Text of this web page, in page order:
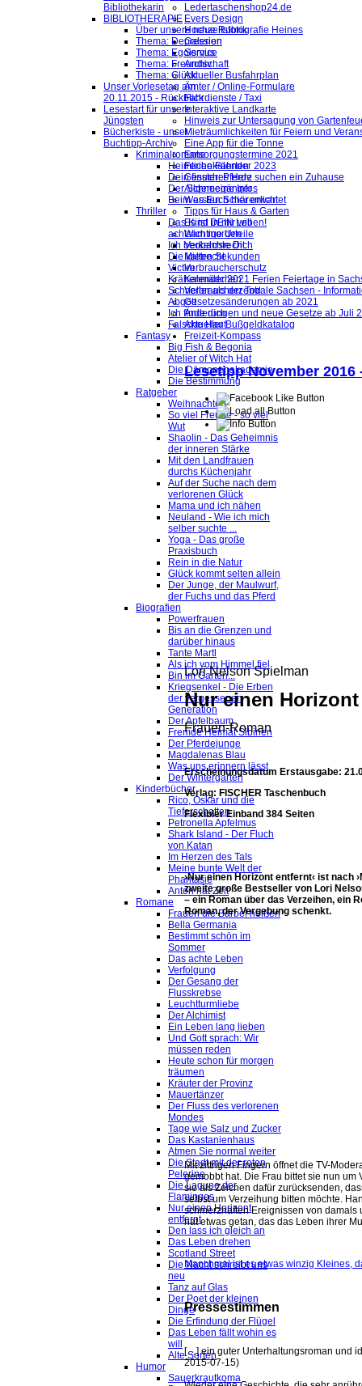
Bibliothekarin
BIBLIOTHERAPIE
Über unsere neue Rubrik
Thema: Depression
Thema: Egoismus
Thema: Freundschaft
Thema: Glück
Unser Vorlesetag am
20.11.2015 - Rückblick
Lesestart für unsere
Jüngsten
Bücherkiste - unser
Buchtipp-Archiv
Kriminalromane
Heimliche Fährten
Dein finsteres Herz
Der Schneegänger
Beim ersten Schärenlicht
Thriller
Das Kind in mir will
achtsam morden
Ich beobachte Dich
Die kalten Sekunden
Victim
Krähenmädchen
Schneller als der Tod
Abgott
Ich finde dich
Falsche Haut
Fantasy
Big Fish & Begonia
Atelier of Witch Hat
Die Dämonenakademie
Die Bestimmung
Ratgeber
Weihnachten
So viel Freude - so viel
Wut
Shaolin - Das Geheimnis
der inneren Stärke
Mit den Landfrauen
durchs Küchenjahr
Auf der Suche nach dem
verlorenen Glück
Mama und ich nähen
Neuland - Wie ich mich
selber suchte ...
Yoga - Das große
Praxisbuch
Rein in die Natur
Glück kommt selten allein
Der Junge, der Maulwurf,
der Fuchs und das Pferd
Biografien
Powerfrauen
Bis an die Grenzen und
darüber hinaus
Tante Martl
Als ich vom Himmel fiel
Bin im Garten...
Kriegsenkel - Die Erben
der vergessenen
Generation
Der Apfelbaum
Fremde Heimat Sibirien
Der Pferdejunge
Magdalenas Blau
Was uns erinnern lässt
Der Wintergarten
Kinderbücher
Rico, Oskar und die
Tieferschatten
Petronella Apfelmus
Shark Island - Der Fluch
von Katan
Im Herzen des Tals
Meine bunte Welt der
Phantasie
Anton hat Zeit
Romane
Frauen die Bärbel heißen
Bella Germania
Bestimmt schön im
Sommer
Das achte Leben
Verfolgung
Der Gesang der
Flusskrebse
Leuchtturmliebe
Der Alchimist
Ein Leben lang lieben
Und Gott sprach: Wir
müssen reden
Heute schon für morgen
träumen
Kräuter der Provinz
Mauertänzer
Der Fluss des verlorenen
Mondes
Tage wie Salz und Zucker
Das Kastanienhaus
Atmen Sie normal weiter
Die Stadt mit der roten
Pelerine
Die Lagune der
Flamingos
Nur einen Horizont
entfernt
Den lass ich gleich an
Das Leben drehen
Scotland Street
Die Nacht schreibt uns
neu
Tanz auf Glas
Der Poet der kleinen
Dinge
Die Erfindung der Flügel
Das Leben fällt wohin es
will
Alte Sorten
Humor
Sauerkrautkoma
Ledertaschenshop24.de
Evers Design
Hochzeitsfotografie Heines
Galerien
Service
Archiv
Aktueller Busfahrplan
Ämter / Online-Formulare
Fahrdienste / Taxi
Interaktive Landkarte
Hinweis zur Untersagung von
Mieträumlichkeiten für Feiern und
Eine App für die Tonne
Entsorgungstermine 2021
Ferienkalender 2023
Gesuch: Pferde suchen ein Zuhause
Allgemeine Infos
Was Euch hier erwartet
Tipps für Haus & Garten
Es ist DEIN Leben!
Wichtige Urteile
Verkehrsrecht
Mietrecht
Verbraucherschutz
Kalender 2021 Ferien Feiertage in
Verbraucherzentrale Sachsen -
Gesetzesänderungen ab 2021
Änderungen und neue Gesetze ab Juli
Aktueller Bußgeldkatalog
Freizeit-Kompass
Lesetipp November 2016
Lori Nelson Spielman
Nur einen
Frauen-Roman
Erscheinungsdatum Erstausgabe:
Verlag: FISCHER Taschenbuch
Flexibler Einband 384 Seiten
›Nur einen Horizont entfernt‹ ist nach
zweite große Bestseller von Lori
– ein Roman über das Verzeihen, ein
Roman, der Vergebung schenkt.
Mit zittrigen Fingern öffnet die TV-
gemobbt hat. Die Frau bittet sie nun
sie als Zeichen dafür zurücksenden,
selbst um Verzeihung bitten möchte.
schmerzhaften Ereignissen von
hat etwas getan, das das Leben ihrer
Manchmal ist es etwas winzig Kleines,
Pressestimmen
[…] ein guter Unterhaltungsroman und
2015-07-15)